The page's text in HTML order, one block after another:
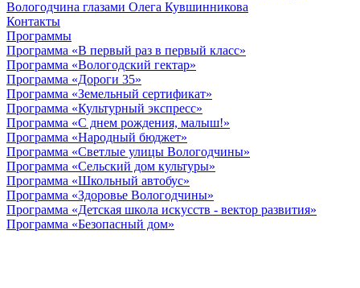
Вологодчина глазами Олега Кувшинникова
Контакты
Программы
Программа «В первый раз в первый класс»
Программа «Вологодский гектар»
Программа «Дороги 35»
Программа «Земельный сертификат»
Программа «Культурный экспресс»
Программа «С днем рождения, малыш!»
Программа «Народный бюджет»
Программа «Светлые улицы Вологодчины»
Программа «Сельский дом культуры»
Программа «Школьный автобус»
Программа «Здоровье Вологодчины»
Программа «Детская школа искусств - вектор развития»
Программа «Безопасный дом»